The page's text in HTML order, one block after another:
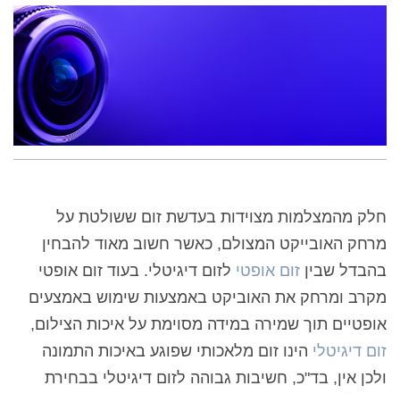
חלק מהמצלמות מצוידות בעדשת זום ששולטת על
מרחק האובייקט המצולם, כאשר חשוב מאוד להבחין
בהבדל שבין זום אופטי לזום דיגיטלי. בעוד זום אופטי
מקרב ומרחק את האוביקט באמצעות שימוש באמצעים
אופטיים תוך שמירה במידה מסוימת על איכות הצילום,
זום דיגיטלי הינו זום מלאכותי שפוגע באיכות התמונה
ולכן אין, בד"כ, חשיבות גבוהה לזום דיגיטלי בבחירת